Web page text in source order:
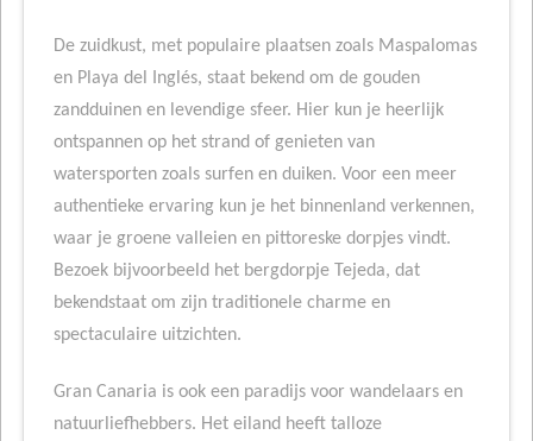
De zuidkust, met populaire plaatsen zoals Maspalomas
en Playa del Inglés, staat bekend om de gouden
zandduinen en levendige sfeer. Hier kun je heerlijk
ontspannen op het strand of genieten van
watersporten zoals surfen en duiken. Voor een meer
authentieke ervaring kun je het binnenland verkennen,
waar je groene valleien en pittoreske dorpjes vindt.
Bezoek bijvoorbeeld het bergdorpje Tejeda, dat
bekendstaat om zijn traditionele charme en
spectaculaire uitzichten.
Gran Canaria is ook een paradijs voor wandelaars en
natuurliefhebbers. Het eiland heeft talloze